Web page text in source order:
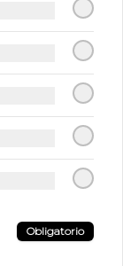
Obligatorio